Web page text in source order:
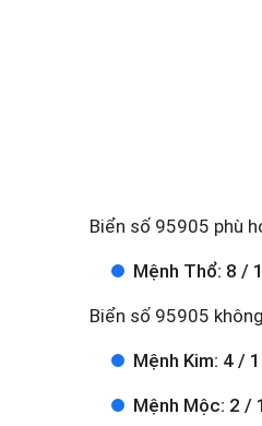
Biển số 95905 phù
Mệnh Thổ: 8 /
Biển số 95905
Mệnh Kim: 4 /
Mệnh Mộc: 2 /